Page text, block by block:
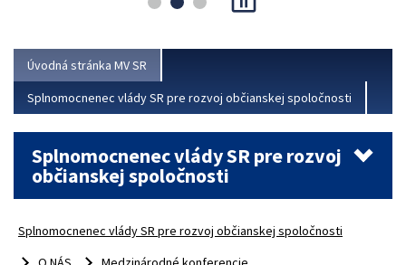
Úvodná stránka MV SR
Splnomocnenec vlády SR pre rozvoj občianskej spoločnosti
Splnomocnenec vlády SR pre rozvoj
občianskej spoločnosti
Splnomocnenec vlády SR pre rozvoj občianskej spoločnosti